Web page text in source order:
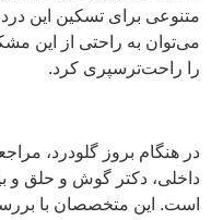
متنوعی برای تسکین این درد
می‌توان به راحتی از این
را راحت‌ترسپری کرد.
در هنگام بروز گلودرد،
داخلی، دکتر گوش و حلق و
است. این متخصصان با